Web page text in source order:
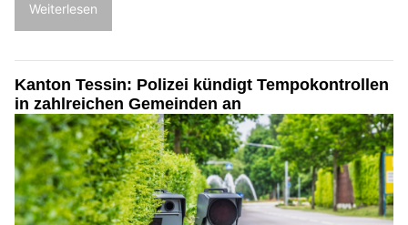
Weiterlesen
Kanton Tessin: Polizei kündigt Tempokontrollen
in zahlreichen Gemeinden an